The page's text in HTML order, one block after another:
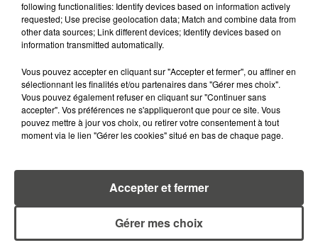
5 août 2026
MOUCHES : LES 5 RÉFLEXES À
ADOPTER POUR ÉVITER
4 août 2026
ÉCLIPSE SOLAIRE DU 12 AOÛT : LA
RUÉE VERS LES LUNETTES DE...
RETROUVEZ TOUTE L'ACTU DE LA RÉGION ET
RECEVEZ LES ALERTES INFOS DE LA RÉDACTION
following functionalities: Identify devices based on information actively
requested; Use precise geolocation data; Match and combine data from
other data sources; Link different devices; Identify devices based on
information transmitted automatically.
Vous pouvez accepter en cliquant sur "Accepter et fermer", ou affiner en
sélectionnant les finalités et/ou partenaires dans "Gérer mes choix".
Vous pouvez également refuser en cliquant sur "Continuer sans
accepter". Vos préférences ne s'appliqueront que pour ce site. Vous
pouvez mettre à jour vos choix, ou retirer votre consentement à tout
moment via le lien "Gérer les cookies" situé en bas de chaque page.
Gérer mes choix
Accepter et fermer